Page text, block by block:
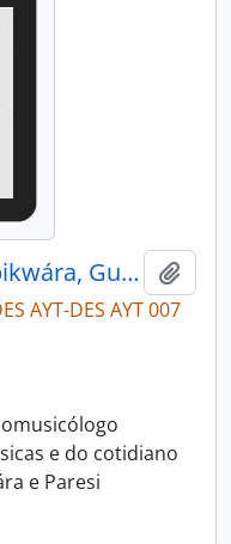
Cantos e histórias Nambikwára, Guarani e Paresi
AYT-DES AYT 007
e do cotidiano
e Paresi